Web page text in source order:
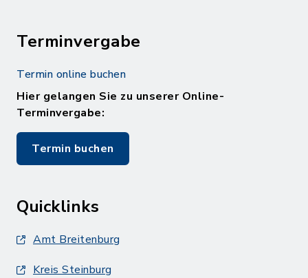
Terminvergabe
Termin online buchen
Hier gelangen Sie zu unserer Online-
Terminvergabe:
Termin buchen
Quicklinks
Amt Breitenburg
Kreis Steinburg